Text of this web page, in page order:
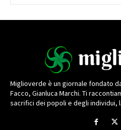
Miglioverde è un giornale fondato
Facco, Gianluca Marchi. Ti
sacrifici dei popoli e degli individui,